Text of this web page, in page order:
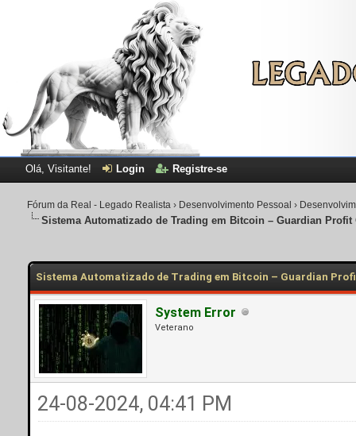
Olá, Visitante! Login Registre-se
Fórum da Real - Legado Realista › Desenvolvimento Pessoal ›
Sistema Automatizado de Trading em Bitcoin – Guardian Profit
Sistema Automatizado de Trading em Bitcoin – Guardian
System Error
Veterano
24-08-2024, 04:41 PM